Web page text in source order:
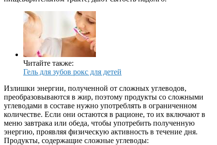
Читайте также:
Гель для зубов рокс для детей
Излишки энергии, полученной от сложных углеводов,
преобразовываются в жир, поэтому продукты со сложными
углеводами в составе нужно употреблять в ограниченном
количестве. Если они остаются в рационе, то их включают в
меню завтрака или обеда, чтобы употребить полученную
энергию, проявляя физическую активность в течение дня.
Продукты, содержащие сложные углеводы: